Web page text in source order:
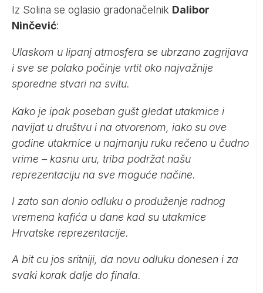
Iz Solina se oglasio gradonačelnik Dalibor
Ninčević:
Ulaskom u lipanj atmosfera se ubrzano zagrijava
i sve se polako počinje vrtit oko najvažnije
sporedne stvari na svitu.
Kako je ipak poseban gušt gledat utakmice i
navijat u društvu i na otvorenom, iako su ove
godine utakmice u najmanju ruku rečeno u čudno
vrime – kasnu uru, triba podržat našu
reprezentaciju na sve moguće načine.
I zato san donio odluku o produženje radnog
vremena kafića u dane kad su utakmice
Hrvatske reprezentacije.
A bit cu jos sritniji, da novu odluku donesen i za
svaki korak dalje do finala.